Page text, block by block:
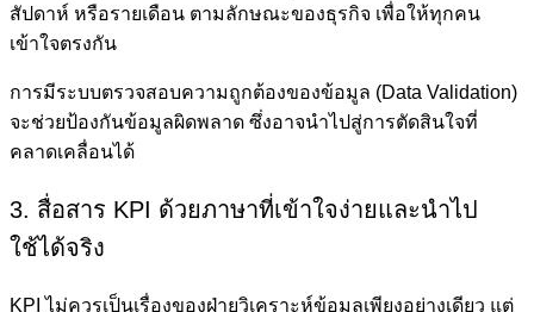
สัปดาห์ หรือรายเดือน ตามลักษณะของธุรกิจ เพื่อให้ทุกคน
เข้าใจตรงกัน
การมีระบบตรวจสอบความถูกต้องของข้อมูล (Data Validation)
จะช่วยป้องกันข้อมูลผิดพลาด ซึ่งอาจนำไปสู่การตัดสินใจที่
คลาดเคลื่อนได้
3. สื่อสาร KPI ด้วยภาษาที่เข้าใจง่ายและนำไป
ใช้ได้จริง
KPI ไม่ควรเป็นเรื่องของฝ่ายวิเคราะห์ข้อมูลเพียงอย่างเดียว แต่